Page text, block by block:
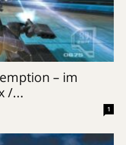
– im
/...
1